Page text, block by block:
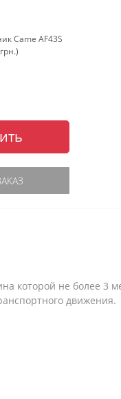
Came AF43S
которой не более 3
движения.